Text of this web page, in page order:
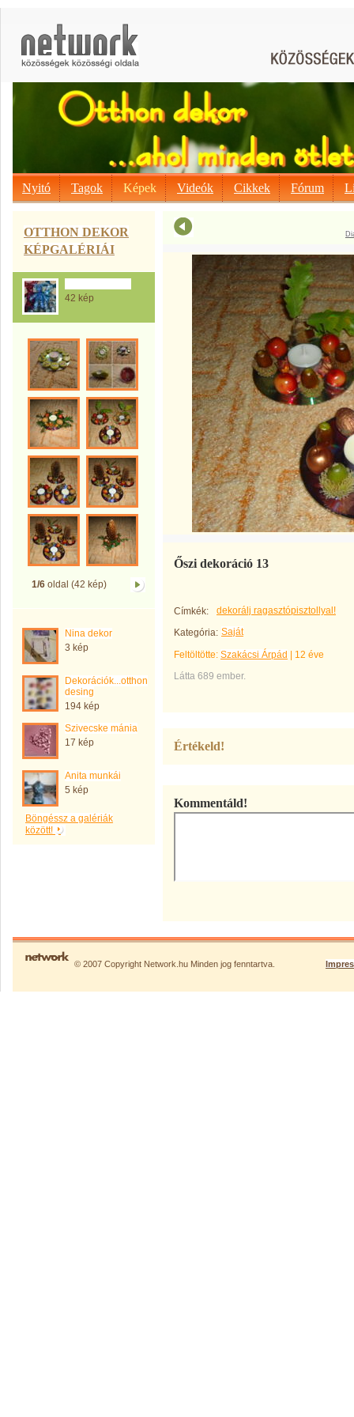
Nyitó Tagok Képek Videók Cikkek Fórum
OTTHON DEKOR
KÉPGALÉRIÁI
42 kép
1/6oldal (42 kép)
Nina dekor
3 kép
Dekorációk...otthon
desing
194 kép
Szivecske mánia
17 kép
Anita munkái
5 kép
Böngéssz a galériák
között!
Őszi dekoráció 13
Címkék:
dekorálj ragasztópisztollyal!
Kategória: Saját
Feltöltötte: Szakácsi Árpád
12 éve
Látta 689 ember.
Értékeld!
Kommentáld!
© 2007 Copyright Network.hu Minden jog fenntartva.